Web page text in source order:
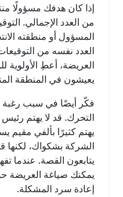
إذا كان هدفك مسؤولًا
من العدد الإجمالي.
المسؤول أو منطقته
العدد نفسه من
العريضة، أعطِ
يعيشون في المنطقة
فكّر أيضًا في سبب رغبة
التحرك. قد لا يهتم رئيس
يهتم كثيرًا بألفي مقيم
الشركة بشكواك، لكنها
يتابعون القصة. عندما
يمكنك صياغة العريضة
إعادة سرد المشكلة.